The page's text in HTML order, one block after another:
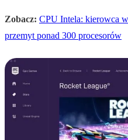
Zobacz: CPU Intela: kierowca
przemyt ponad 300 procesorów